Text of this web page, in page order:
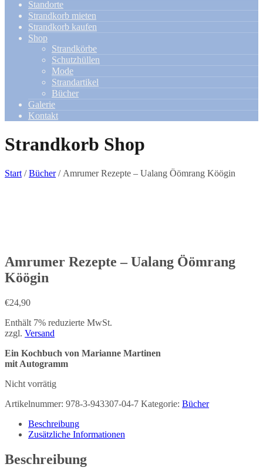
Standorte
Strandkorb mieten
Strandkorb kaufen
Shop
Strandkörbe
Schutzhüllen
Mode
Strandartikel
Bücher
Galerie
Kontakt
Strandkorb Shop
Start /Bücher/ Amrumer Rezepte – Ualang Öömrang Köögin
Amrumer Rezepte – Ualang Öömrang
Köögin
€24,90
Enthält 7% reduzierte MwSt.
zzgl. Versand
Ein Kochbuch von Marianne Martinen
mit Autogramm
Nicht vorrätig
Artikelnummer: 978-3-943307-04-7 Kategorie: Bücher
Beschreibung
Zusätzliche Informationen
Beschreibung